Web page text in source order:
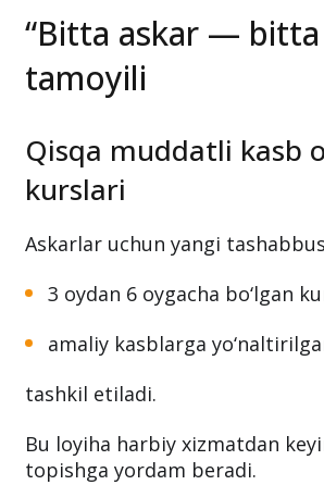
“Bitta askar — bitta
tamoyili
Qisqa muddatli kasb
kurslari
Askarlar uchun yangi
3 oydan 6 oygacha bo‘lgan
amaliy kasblarga
tashkil etiladi.
Bu loyiha harbiy xizmatdan
topishga yordam beradi.